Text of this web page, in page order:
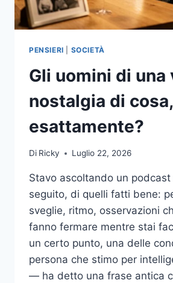
PENSIERI SOCIETÀ
Gli uomini di una
nostalgia di cosa,
esattamente?
Di Ricky Luglio 22, 2026
Stavo ascoltando un
seguito, di quelli fatti bene:
sveglie, ritmo, osservazioni
fanno fermare mentre stai
un certo punto, una delle
persona che stimo per
— ha detto una frase antica